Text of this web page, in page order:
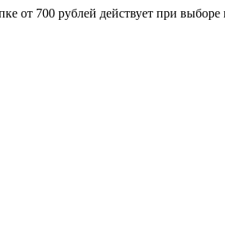
от 700 рублей действует при